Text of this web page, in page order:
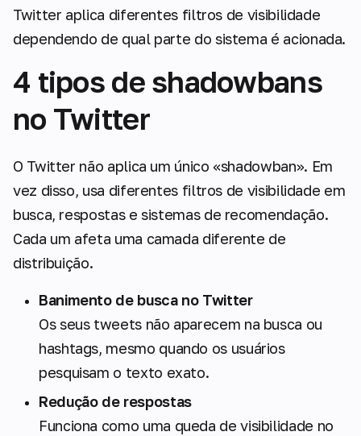
Twitter aplica diferentes filtros de visibilidade
dependendo de qual parte do sistema é acionada.
4 tipos de shadowbans
no Twitter
O Twitter não aplica um único «shadowban». Em
vez disso, usa diferentes filtros de visibilidade em
busca, respostas e sistemas de recomendação.
Cada um afeta uma camada diferente de
distribuição.
Banimento de busca no Twitter
Os seus tweets não aparecem na busca ou
hashtags, mesmo quando os usuários
pesquisam o texto exato.
Redução de respostas
Funciona como uma queda de visibilidade no